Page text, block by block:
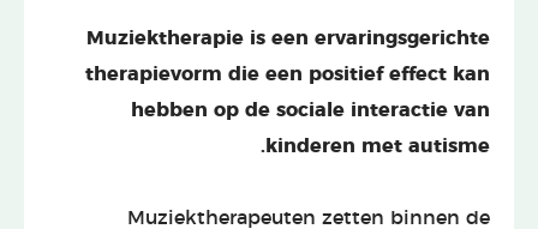
Muziektherapie is een ervaringsgerichte
therapievorm die een positief effect kan
hebben op de sociale interactie van
kinderen met autisme.
Muziektherapeuten zetten binnen de